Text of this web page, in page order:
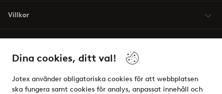
Dina cookies, ditt val!
Jotex använder obligatoriska cookies för att webbplatsen
ska fungera samt cookies för analys, anpassat innehåll och
Villkor